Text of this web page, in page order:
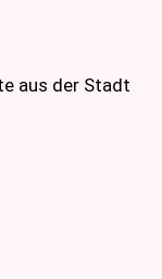
aus der Stadt